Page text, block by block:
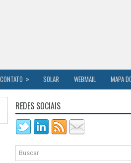
CONTATO » SOLAR WEBMAIL MAPA
REDES SOCIAIS